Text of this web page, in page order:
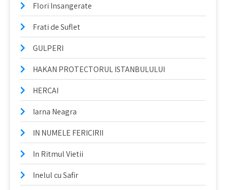
Flori Insangerate
Frati de Suflet
GULPERI
HAKAN PROTECTORUL ISTANBULULUI
HERCAI
Iarna Neagra
IN NUMELE FERICIRII
In Ritmul Vietii
Inelul cu Safir